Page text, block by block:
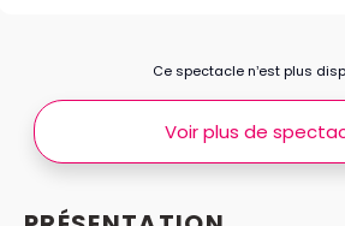
Ce spectacle n’est plus
Voir plus de